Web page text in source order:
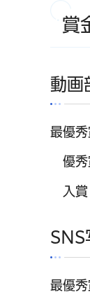
賞
動画
最優
優秀
入賞
SNS
最優